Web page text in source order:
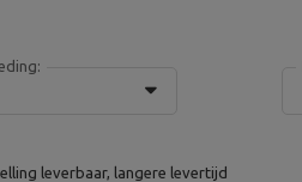
leverbaar, langere levertijd